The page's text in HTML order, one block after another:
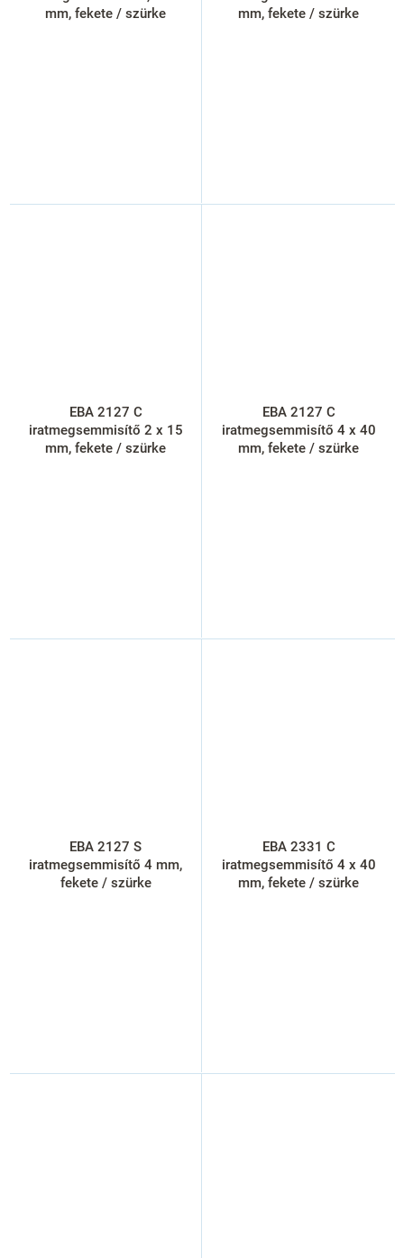
mm, fekete / szürke
mm, fekete / szürke
EBA 2127 C
iratmegsemmisítő 2 x 15
mm, fekete / szürke
EBA 2127 C
iratmegsemmisítő 4 x 40
mm, fekete / szürke
EBA 2127 S
iratmegsemmisítő 4 mm,
fekete / szürke
EBA 2331 C
iratmegsemmisítő 4 x 40
mm, fekete / szürke